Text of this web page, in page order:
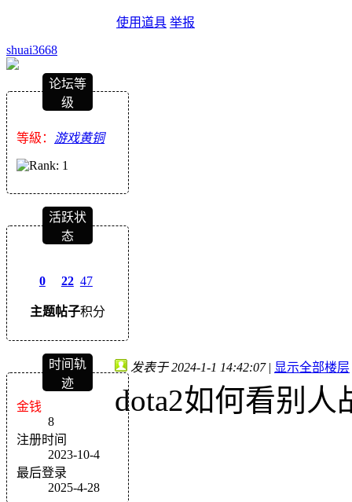
使用道具 举报
shuai3668
论坛等
级
等級： 游戏黄铜
活跃状
态
0
主题
22
帖子
47
积分
时间轨
迹
金钱
8
注册时间
2023-10-4
最后登录
2025-4-28
发表于 2024-1-1 14:42:07 | 显示全部楼层
dota2如何看别人